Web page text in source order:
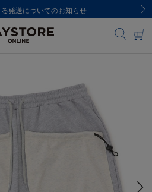
発送についてのお知らせ